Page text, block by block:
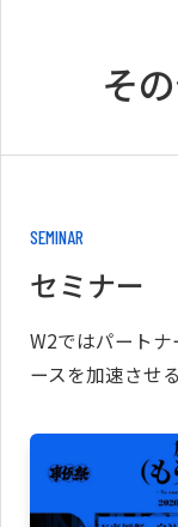
そ
SEMINAR
セミナー
W2ではパート
ースを加速させ